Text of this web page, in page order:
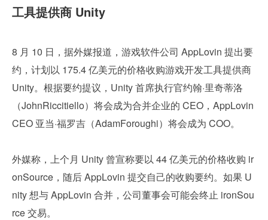
工具提供商 Unity
8 月 10 日，据外媒报道，游戏软件公司 AppLovin 提出要
约，计划以 175.4 亿美元的价格收购游戏开发工具提供商
Unity。根据要约提议，Unity 首席执行官约翰·里奇蒂洛
（JohnRiccitiello）将会成为合并企业的 CEO，AppLovin
CEO 亚当·福罗吉（AdamForoughi）将会成为 COO。
外媒称，上个月 Unity 曾宣称要以 44 亿美元的价格收购 ir
onSource，随后 AppLovin 提交自己的收购要约。如果 U
nity 想与 AppLovin 合并，公司董事会可能会终止 ironSou
rce 交易。